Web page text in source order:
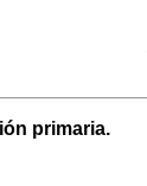
primaria.